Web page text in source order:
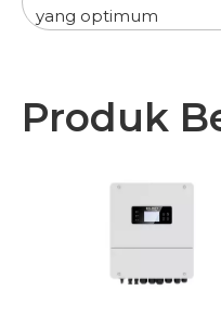
yang optimum
Produk